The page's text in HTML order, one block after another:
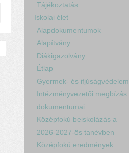
Tájékoztatás
Iskolai élet
Alapdokumentumok
Alapítvány
Diákigazolvány
Étlap
Gyermek- és ifjúságvédelem
Intézményvezetői megbízás
dokumentumai
Középfokú beiskolázás a
2026-2027-ös tanévben
Középfokú eredmények